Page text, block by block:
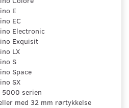
E
EC
Electronic
Exquisit
LX
S
Space
SX
5000 serien
med 32 mm rørtykkelse